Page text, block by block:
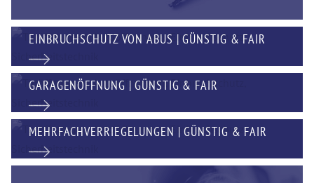
EINBRUCHSCHUTZ VON ABUS | GÜNSTIG & FAIR
GARAGENÖFFNUNG | GÜNSTIG & FAIR
MEHRFACHVERRIEGELUNGEN | GÜNSTIG & FAIR